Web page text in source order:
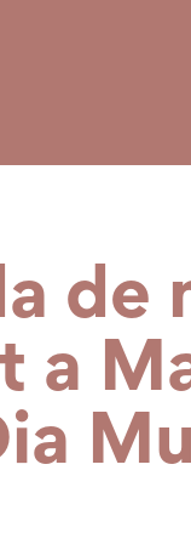
de
a